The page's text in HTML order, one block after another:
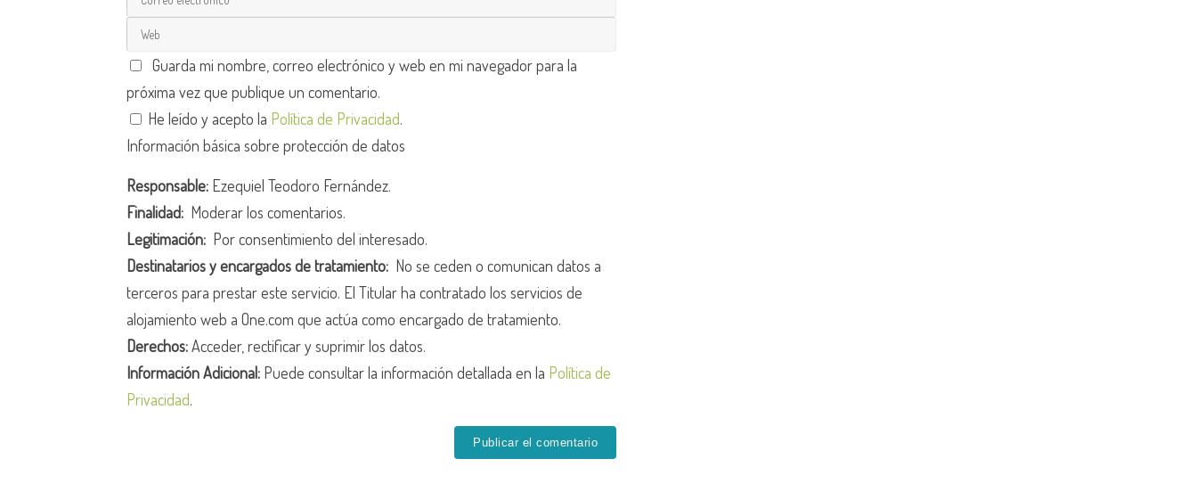
Guarda mi nombre, correo electrónico y web en mi navegador para la
próxima vez que publique un comentario.
He leído y acepto la Política de Privacidad.
Información básica sobre protección de datos
Responsable: Ezequiel Teodoro Fernández.
Finalidad: Moderar los comentarios.
Legitimación: Por consentimiento del interesado.
Destinatarios y encargados de tratamiento: No se ceden o comunican datos a
terceros para prestar este servicio. El Titular ha contratado los servicios de
alojamiento web a One.com que actúa como encargado de tratamiento.
Derechos:Acceder, rectificar y suprimir los datos.
Información Adicional: Puede consultar la información detallada en la Política de
Privacidad.